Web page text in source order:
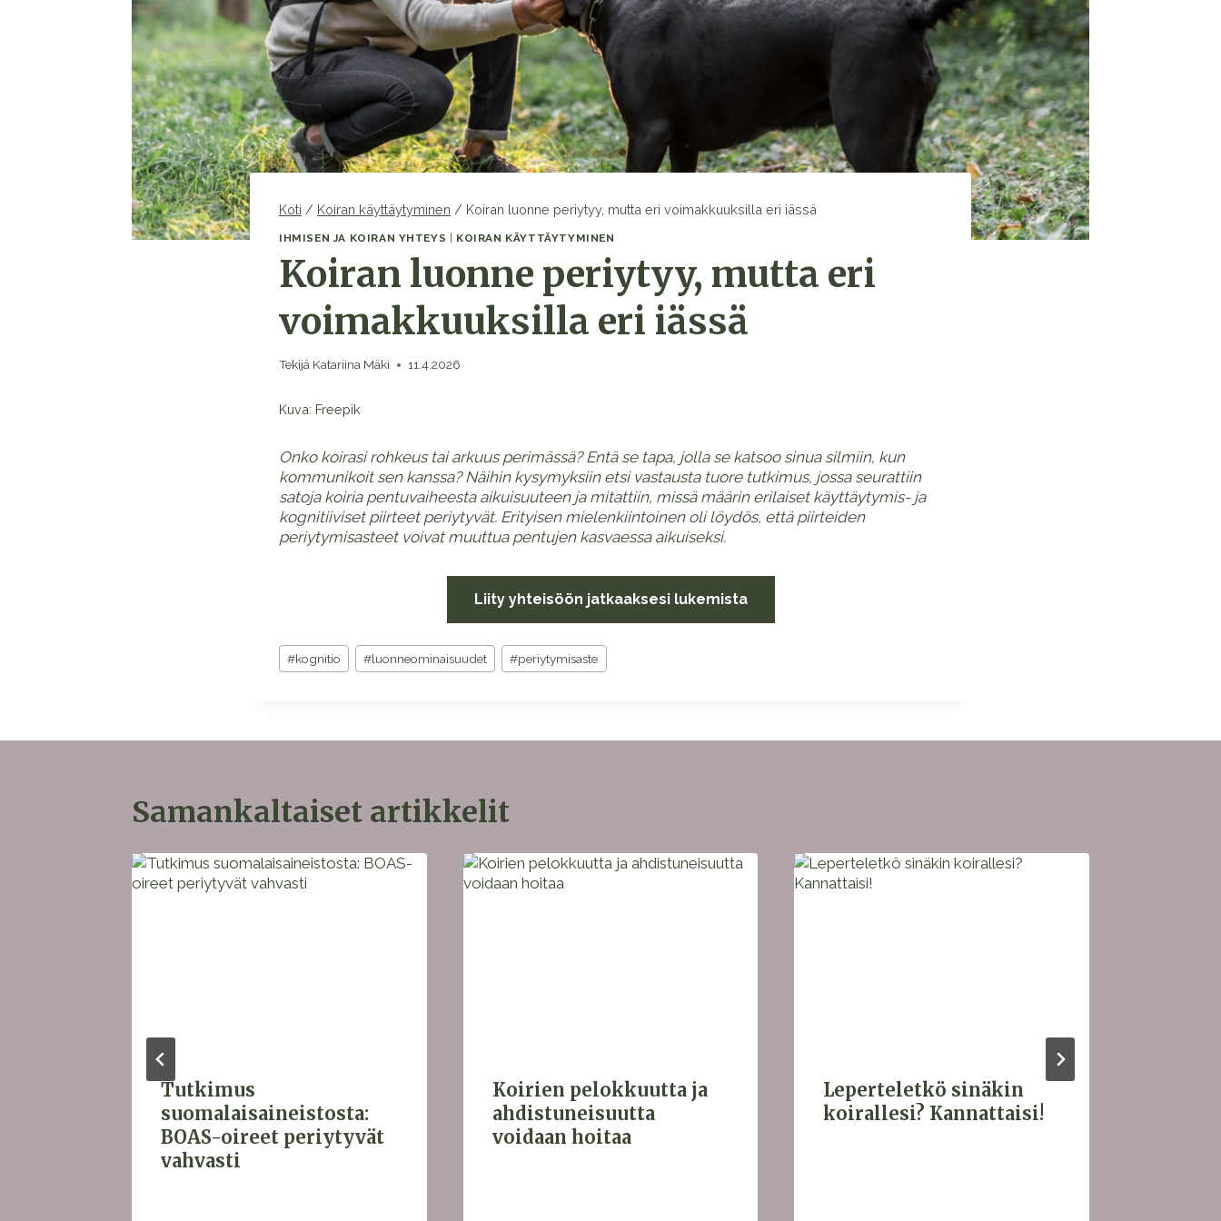
Koti / Koiran käyttäytyminen / Koiran luonne periytyy, mutta eri voimakkuuksilla eri iässä
IHMISEN JA KOIRAN YHTEYS | KOIRAN KÄYTTÄYTYMINEN
Koiran luonne periytyy, mutta eri
voimakkuuksilla eri iässä
Tekijä Katariina Mäki 11.4.2026
Kuva: Freepik
Onko koirasi rohkeus tai arkuus perimässä? Entä se tapa, jolla se katsoo sinua silmiin, kun
kommunikoit sen kanssa? Näihin kysymyksiin etsi vastausta tuore tutkimus, jossa seurattiin
satoja koiria pentuvaiheesta aikuisuuteen ja mitattiin, missä määrin erilaiset käyttäytymis- ja
kognitiiviset piirteet periytyvät. Erityisen mielenkiintoinen oli löydös, että piirteiden
periytymisasteet voivat muuttua pentujen kasvaessa aikuiseksi.
Liity yhteisöön jatkaaksesi lukemista
Avainsanat:
#kognitio #luonneominaisuudet #periytymisaste
Samankaltaiset artikkelit
Tutkimus
suomalaisaineistosta:
BOAS-oireet periytyvät
vahvasti
Koirien pelokkuutta ja
ahdistuneisuutta
voidaan hoitaa
Leperteletkö sinäkin
koirallesi? Kannattaisi!